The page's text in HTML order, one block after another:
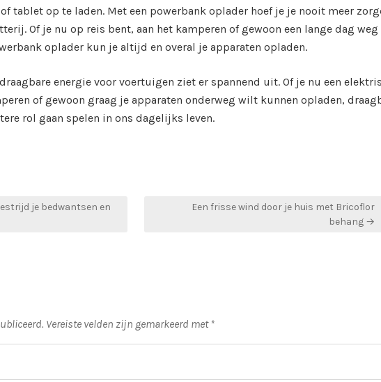
tablet op te laden. Met een powerbank oplader hoef je je nooit meer
Of je nu op reis bent, aan het kamperen of gewoon een lange dag weg
oplader kun je altijd en overal je apparaten opladen.
energie voor voertuigen ziet er spannend uit. Of je nu een
of gewoon graag je apparaten onderweg wilt kunnen opladen,
rol gaan spelen in ons dagelijks leven.
je bedwantsen en
Een frisse wind door je huis met Bricoflor
behang →
Vereiste velden zijn gemarkeerd met *